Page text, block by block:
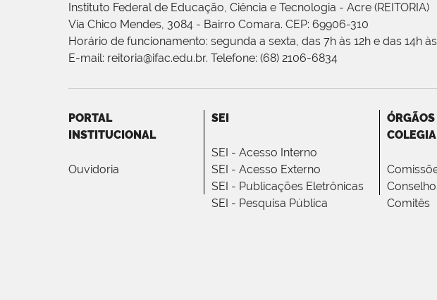
Instituto Federal de Educação, Ciência e Tecnologia - Acre (REITORIA)
Via Chico Mendes, 3084 - Bairro Comara. CEP: 69906-310
Horário de funcionamento: segunda a sexta, das 7h às 12h e das 14h
E-mail: reitoria@ifac.edu.br. Telefone: (68) 2106-6834
PORTAL
INSTITUCIONAL
Ouvidoria
SEI
SEI - Acesso Interno
SEI - Acesso Externo
SEI - Publicações Eletrônicas
SEI - Pesquisa Pública
ÓRGÃOS
Comitês